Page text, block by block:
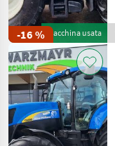
-16 % Macchina usata